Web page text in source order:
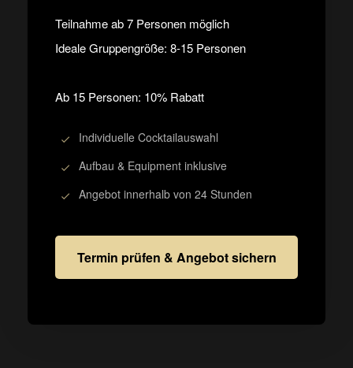
Teilnahme ab 7 Personen möglich
Ideale Gruppengröße: 8-15 Personen
Ab 15 Personen: 10% Rabatt
Individuelle Cocktailauswahl
Aufbau & Equipment inklusive
Angebot innerhalb von 24 Stunden
Termin prüfen & Angebot sichern